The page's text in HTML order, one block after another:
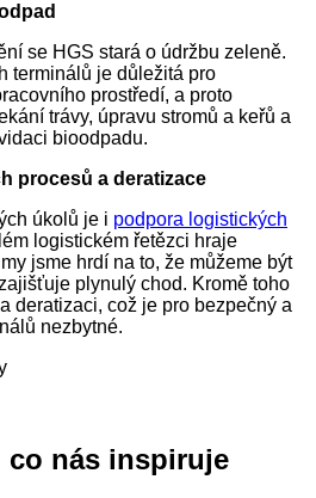
se HGS stará o údržbu zeleně.
terminálů je důležitá pro
prostředí, a proto
trávy, úpravu stromů a keřů a
bioodpadu.
procesů a deratizace
úkolů je i podpora logistických
logistickém řetězci hraje
jsme hrdí na to, že můžeme být
plynulý chod. Kromě toho
deratizaci, což je pro bezpečný a
nezbytné.
co nás inspiruje